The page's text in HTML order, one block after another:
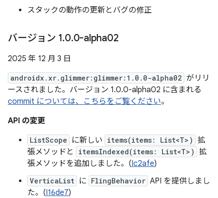
スタックの動作の更新とバグの修正
バージョン 1.0.0-alpha02
2025 年 12 月 3 日
androidx.xr.glimmer:glimmer:1.0.0-alpha02 がリリ
ースされました。バージョン 1.0.0-alpha02 に含まれる
commit については、こちらをご覧ください。
API の変更
ListScope に新しい items(items: List<T>) 拡
張メソッドと
itemsIndexed(items: List<T>) 拡
張メソッドを追加しました。(Ic2afe)
VerticaList に FlingBehavior API を提供しまし
た。(I16de7)